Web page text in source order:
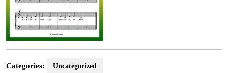
Categories: Uncategorized